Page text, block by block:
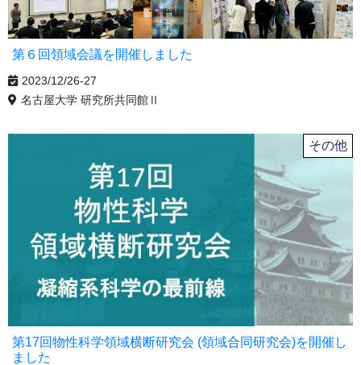
第６回領域会議を開催しました
2023/12/26-27
名古屋大学 研究所共同館Ⅱ
その他
第17回物性科学領域横断研究会 (領域合同研究会)を開催し
ました